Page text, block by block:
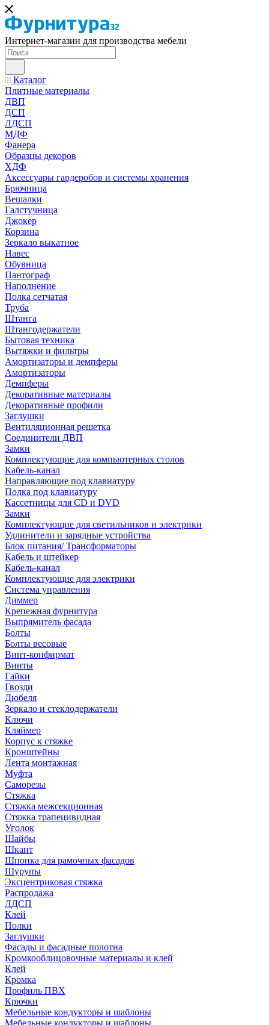
Интернет-магазин для производства мебели
Каталог
Плитные материалы
ДВП
ДСП
ЛДСП
МДФ
Фанера
Образцы декоров
ХДФ
Аксессуары гардеробов и системы хранения
Брючница
Вешалки
Галстучница
Джокер
Корзина
Зеркало выкатное
Навес
Обувница
Пантограф
Наполнение
Полка сетчатая
Труба
Штанга
Штангодержатели
Бытовая техника
Вытяжки и фильтры
Амортизаторы и демпферы
Амортизаторы
Демпферы
Декоративные материалы
Декоративные профили
Заглушки
Вентиляционная решетка
Соединители ДВП
Замки
Комплектующие для компьютерных столов
Кабель-канал
Направляющие под клавиатуру
Полка под клавиатуру
Кассетницы для CD и DVD
Замки
Комплектующие для светильников и электрики
Удлинители и зарядные устройства
Блок питания/ Трансформаторы
Кабель и штейкер
Кабель-канал
Комплектующие для электрики
Система управления
Диммер
Крепежная фурнитура
Выпрямитель фасада
Болты
Болты весовые
Винт-конфирмат
Винты
Гайки
Гвозди
Дюбеля
Зеркало и стеклодержатели
Ключи
Кляймер
Корпус к стяжке
Кронштейны
Лента монтажная
Муфта
Саморезы
Стяжка
Стяжка межсекционная
Стяжка трапецивидная
Уголок
Шайбы
Шкант
Шпонка для рамочных фасадов
Шурупы
Эксцентриковая стяжка
Распродажа
ЛДСП
Клей
Полки
Заглушки
Фасады и фасадные полотна
Кромкооблицовочные материалы и клей
Клей
Кромка
Профиль ПВХ
Крючки
Мебельные кондукторы и шаблоны
Мебельные кондукторы и шаблоны